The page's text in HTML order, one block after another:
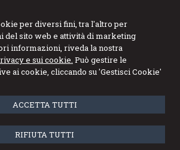
per diversi fini, tra l'altro per
del sito web e attività di marketing
informazioni, riveda la nostra
e sui cookie. Può gestire le
ai cookie, cliccando su 'Gestisci Cookie'
ACCETTA TUTTI
RIFIUTA TUTTI
Menu